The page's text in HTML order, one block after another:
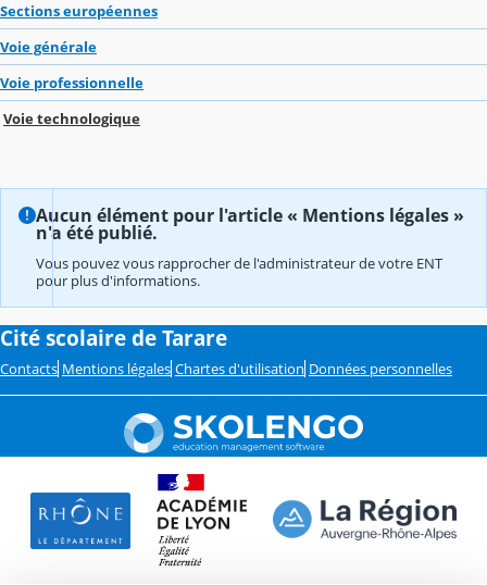
Sections européennes
Voie générale
Voie professionnelle
Voie technologique
Aucun élément pour l'article « Mentions légales »
n'a été publié.
Vous pouvez vous rapprocher de l'administrateur de votre ENT
pour plus d'informations.
Cité scolaire de Tarare
Contacts Mentions légales Chartes d'utilisation Données personnelles